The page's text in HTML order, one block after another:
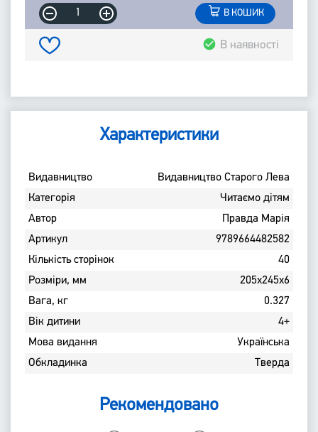
В КОШИК
В наявності
Характеристики
Bидавництво
Видавництво Старого Лева
Категорія
Читаємо дітям
Автор
Правда Марія
Артикул
9789664482582
Кількість сторінок
40
Розміри, мм
205х245х6
Вага, кг
0.327
Вік дитини
4+
Мова видання
Українська
Обкладинка
Тверда
Рекомендовано